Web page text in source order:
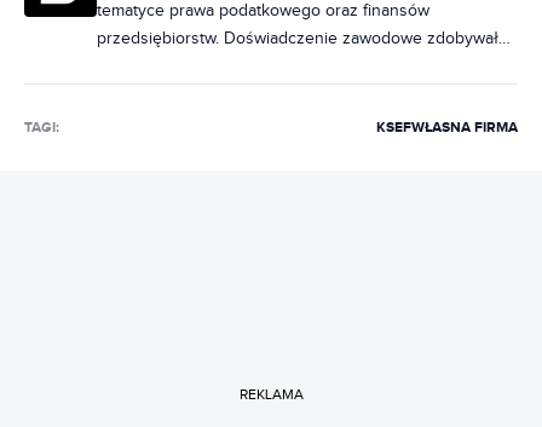
tematyce prawa podatkowego oraz finansów
przedsiębiorstw. Doświadczenie zawodowe zdobywała,
podatków, prowadzenia firmy i finansów.
TAGI: KSEFWŁASNA FIRMA
REKLAMA